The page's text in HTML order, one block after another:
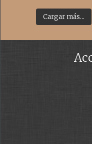
Cargar más...